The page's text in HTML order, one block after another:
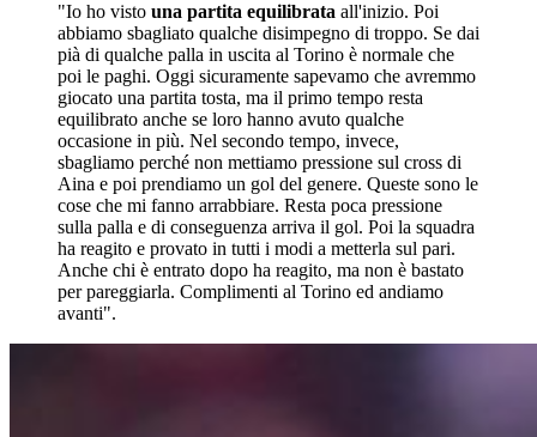
"Io ho visto una partita equilibrata all'inizio. Poi
abbiamo sbagliato qualche disimpegno di troppo. Se dai
pià di qualche palla in uscita al Torino è normale che
poi le paghi. Oggi sicuramente sapevamo che avremmo
giocato una partita tosta, ma il primo tempo resta
equilibrato anche se loro hanno avuto qualche
occasione in più. Nel secondo tempo, invece,
sbagliamo perché non mettiamo pressione sul cross di
Aina e poi prendiamo un gol del genere. Queste sono le
cose che mi fanno arrabbiare. Resta poca pressione
sulla palla e di conseguenza arriva il gol. Poi la squadra
ha reagito e provato in tutti i modi a metterla sul pari.
Anche chi è entrato dopo ha reagito, ma non è bastato
per pareggiarla. Complimenti al Torino ed andiamo
avanti".